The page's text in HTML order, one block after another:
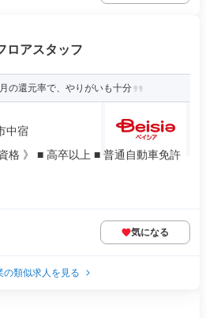
ロアスタッフ
の還元率で、やりがいも十分
中宿
格 》 ■ 高卒以上 ■ 普通自動車免許
気になる
の類似求人を見る